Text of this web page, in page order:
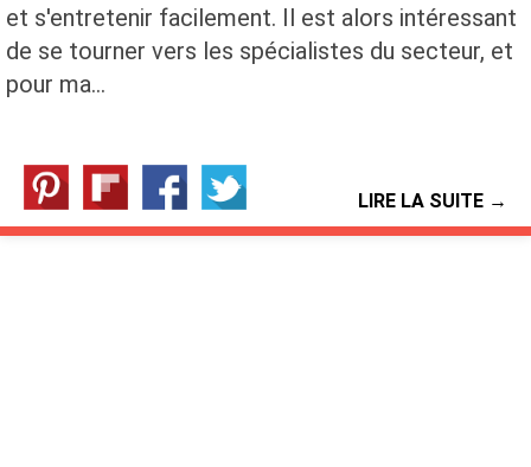
et s'entretenir facilement. Il est alors intéressant
de se tourner vers les spécialistes du secteur, et
pour ma…
LIRE LA SUITE →